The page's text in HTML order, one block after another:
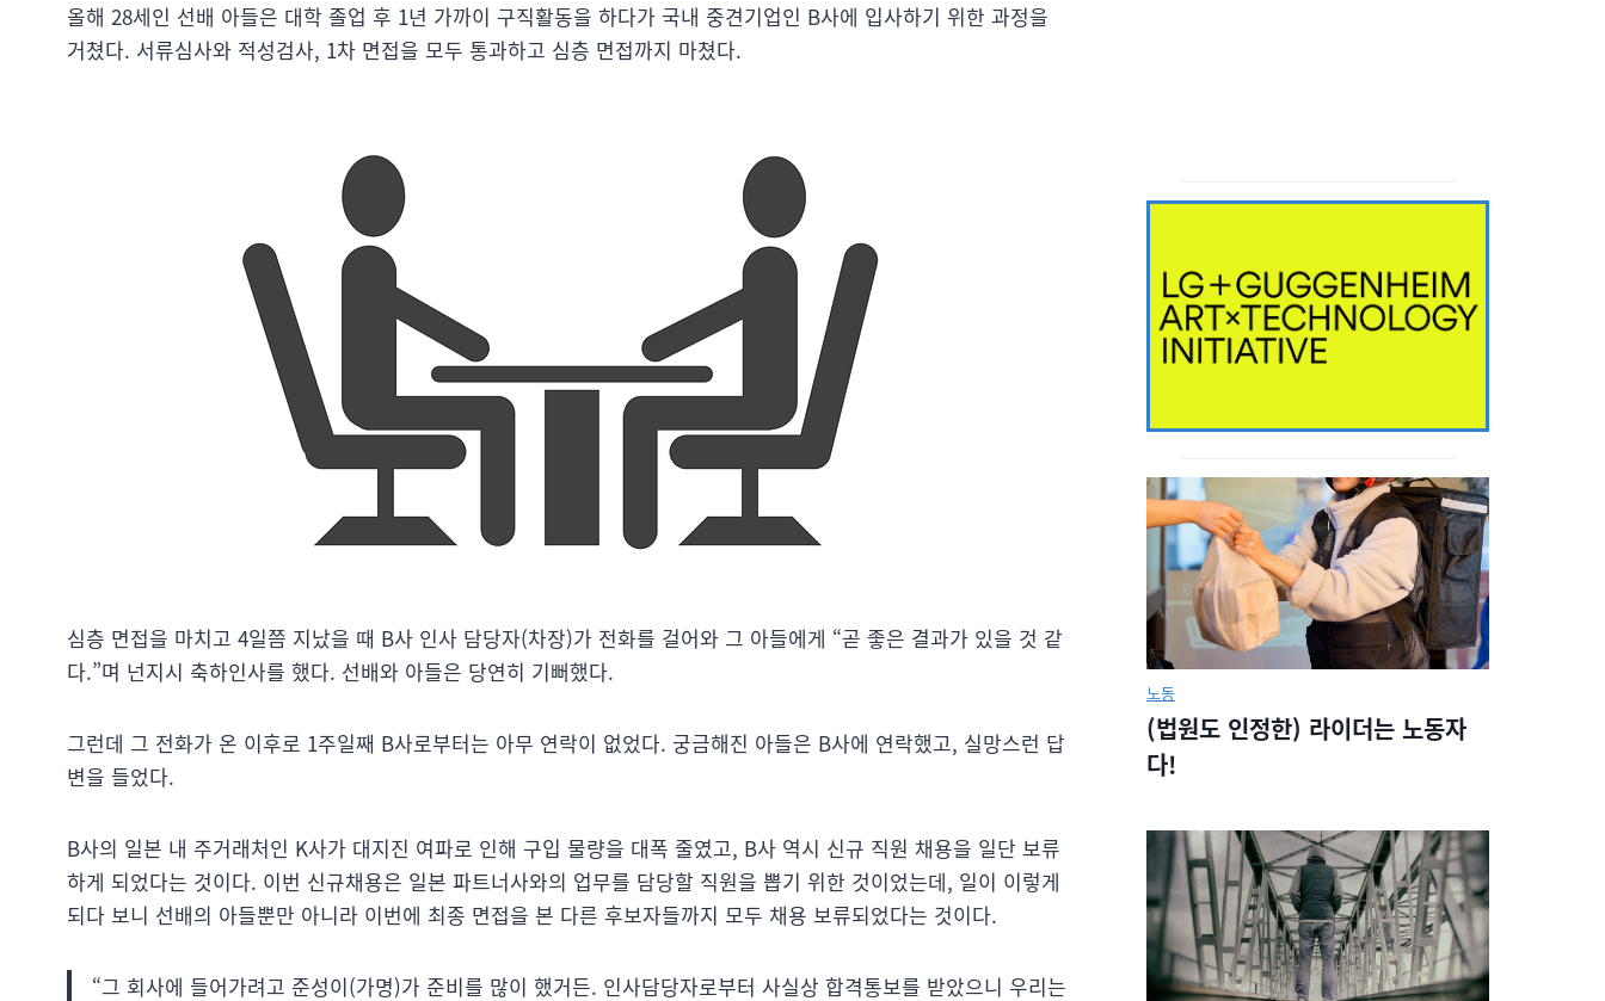
올해 28세인 선배 아들은 대학 졸업 후 1년 가까이 구직활동을 하다가 국내 중견기업인 B사에 입사하기 위한 과정을
거쳤다. 서류심사와 적성검사, 1차 면접을 모두 통과하고 심층 면접까지 마쳤다.
심층 면접을 마치고 4일쯤 지났을 때 B사 인사 담당자(차장)가 전화를 걸어와 그 아들에게 “곧 좋은 결과가 있을 것 같
다.”며 넌지시 축하인사를 했다. 선배와 아들은 당연히 기뻐했다.
그런데 그 전화가 온 이후로 1주일째 B사로부터는 아무 연락이 없었다. 궁금해진 아들은 B사에 연락했고, 실망스런 답
변을 들었다.
B사의 일본 내 주거래처인 K사가 대지진 여파로 인해 구입 물량을 대폭 줄였고, B사 역시 신규 직원 채용을 일단 보류
하게 되었다는 것이다. 이번 신규채용은 일본 파트너사와의 업무를 담당할 직원을 뽑기 위한 것이었는데, 일이 이렇게
되다 보니 선배의 아들뿐만 아니라 이번에 최종 면접을 본 다른 후보자들까지 모두 채용 보류되었다는 것이다.
“그 회사에 들어가려고 준성이(가명)가 준비를 많이 했거든. 인사담당자로부터 사실상 합격통보를 받았으니 우리는
노동
(법원도 인정한) 라이더는 노동자
다!